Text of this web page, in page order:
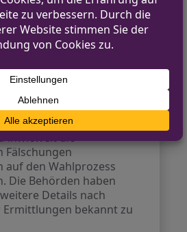
tagte der
für die Kommunal- und
am 25. September
der
und Polizei werden
inwieweit die
Fälschungen
auf den Wahlprozess
Die Behörden haben
Details nach
Ermittlungen bekannt zu